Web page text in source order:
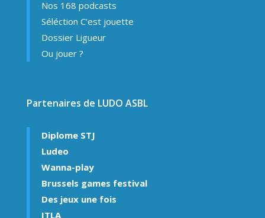
Nos 168 podcasts
Séléction C’est jouette
Dossier Ligueur
Ou jouer ?
Partenaires de LUDO ASBL
Diplome STJ
Ludeo
Wanna-play
Brussels games festival
Des jeux une fois
ITLA